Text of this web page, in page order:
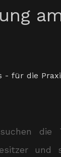
- für die
die
und